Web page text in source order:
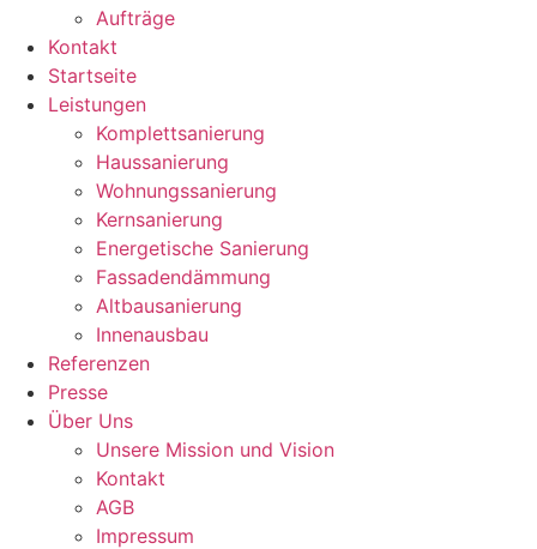
Aufträge
Kontakt
Startseite
Leistungen
Komplettsanierung
Haussanierung
Wohnungssanierung
Kernsanierung
Energetische Sanierung
Fassadendämmung
Altbausanierung
Innenausbau
Referenzen
Presse
Über Uns
Unsere Mission und Vision
Kontakt
AGB
Impressum